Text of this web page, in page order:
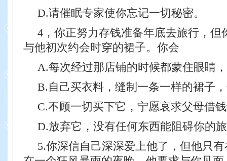
D.请催眠专家使你忘记一切秘密。
4，你正努力存钱准备年底去旅行，但
与他初次约会时穿的裙子。你会
A.每次经过那店铺的时候都蒙住眼睛
B.自己买衣料，缝制一条一样的裙子
C.不顾一切买下它，宁愿哀求父母借
D.放弃它，没有任何东西能阻碍你的
5.你深信自己深深爱上他了，但他只